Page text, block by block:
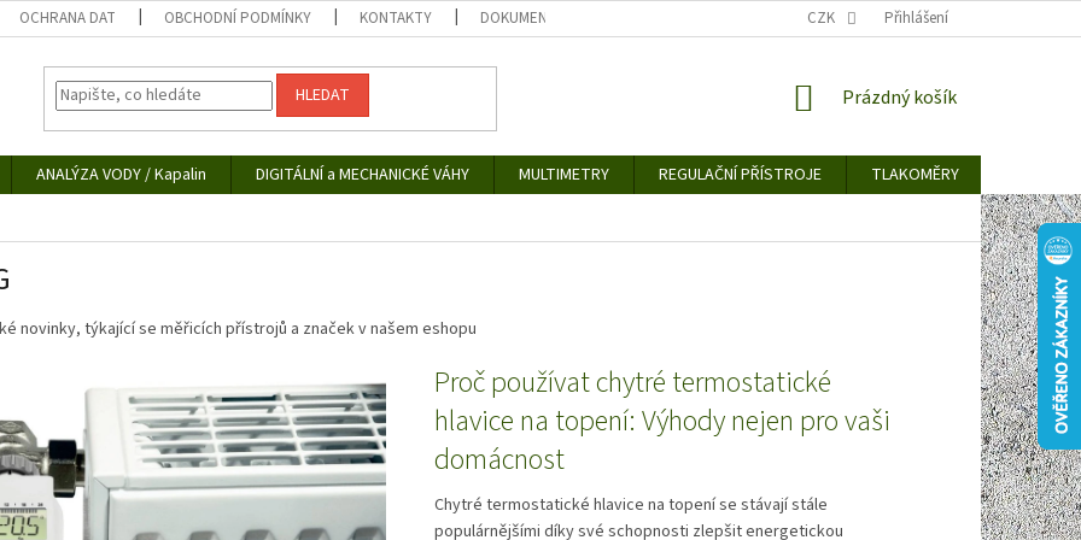
OCHRANA DAT OBCHODNÍ PODMÍNKY KONTAKTY DOKUMENTY KE STAŽENÍ CENY ZA DOPRAVU / ZPŮSOBY DORUČENÍ
CZK Přihlášení
HLEDAT
NÁKUPNÍ
Prázdný košík
ANALÝZA VODY / Kapalin DIGITÁLNÍ a MECHANICKÉ VÁHY MULTIMETRY REGULAČNÍ PŘÍSTROJE TLAKOMĚRY
novinky, týkající se měřicích přístrojů a značek v našem eshopu
Proč používat chytré termostatické
hlavice na topení: Výhody nejen pro vaši
domácnost
Chytré termostatické hlavice na topení se stávají stále
populárnějšími díky své schopnosti zlepšit energetickou